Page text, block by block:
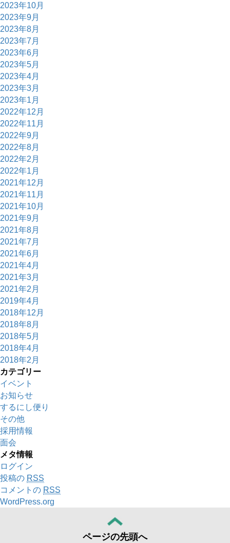
2023年10月
2023年9月
2023年8月
2023年7月
2023年6月
2023年5月
2023年4月
2023年3月
2023年1月
2022年12月
2022年11月
2022年9月
2022年8月
2022年2月
2022年1月
2021年12月
2021年11月
2021年10月
2021年9月
2021年8月
2021年7月
2021年6月
2021年4月
2021年3月
2021年2月
2019年4月
2018年12月
2018年8月
2018年5月
2018年4月
2018年2月
カテゴリー
イベント
お知らせ
するにし便り
その他
採用情報
面会
メタ情報
ログイン
投稿の RSS
コメントの RSS
WordPress.org
ページの先頭へ